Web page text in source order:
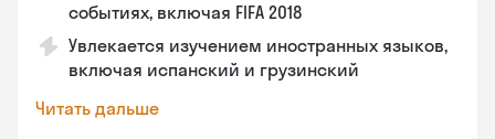
событиях, включая FIFA 2018
Увлекается изучением иностранных языков,
включая испанский и грузинский
Читать дальше